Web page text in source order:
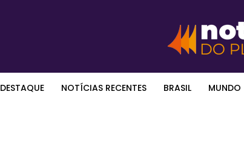
DESTAQUE NOTÍCIAS RECENTES BRASIL MUNDO